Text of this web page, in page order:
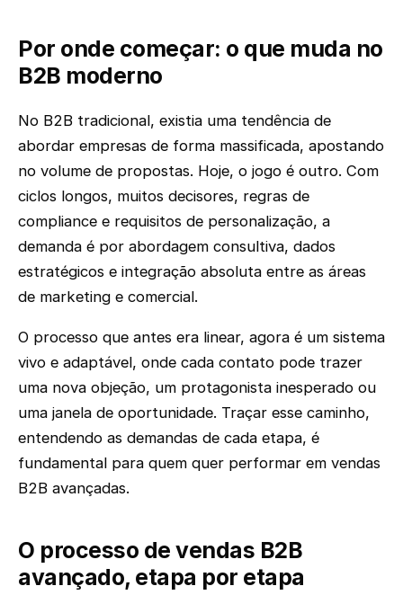
Por onde começar: o que muda no
B2B moderno
No B2B tradicional, existia uma tendência de
abordar empresas de forma massificada, apostando
no volume de propostas. Hoje, o jogo é outro. Com
ciclos longos, muitos decisores, regras de
compliance e requisitos de personalização, a
demanda é por abordagem consultiva, dados
estratégicos e integração absoluta entre as áreas
de marketing e comercial.
O processo que antes era linear, agora é um sistema
vivo e adaptável, onde cada contato pode trazer
uma nova objeção, um protagonista inesperado ou
uma janela de oportunidade. Traçar esse caminho,
entendendo as demandas de cada etapa, é
fundamental para quem quer performar em vendas
B2B avançadas.
O processo de vendas B2B
avançado, etapa por etapa